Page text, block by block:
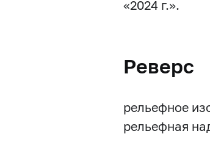
«2024 г.».
Реверс
рельефное
рельефная